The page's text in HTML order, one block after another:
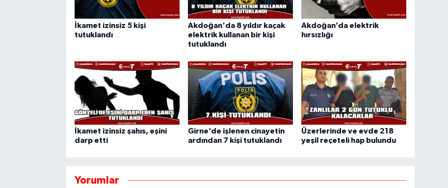
İkamet izinsiz 5 kişi
tutuklandı
Akdoğan'da 8 yıldır kaçak
elektrik kullanan bir kişi
tutuklandı
Akdoğan’da elektrik
hırsızlığı
İkamet izinsiz şahıs, eşini
darp etti
Girne’de işlenen cinayetin
ardından 7 kişi tutuklandı
Üzerlerinde ve evde 218
yeşil reçeteli hap bulundu
Yorumlar